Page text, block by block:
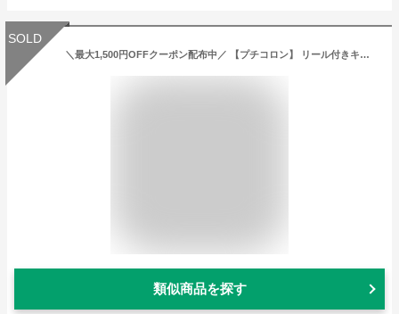
SOLD
＼最大1,500円OFFクーポン配布中／ 【プチコロン】 リール付きキーマスコット 【ハリネズミ ナマケモノ グッズ 雑貨 ぬいぐるみ 鍵 キーケース リール かわいい プレゼント クリスマス ギフト】
類似商品を探す